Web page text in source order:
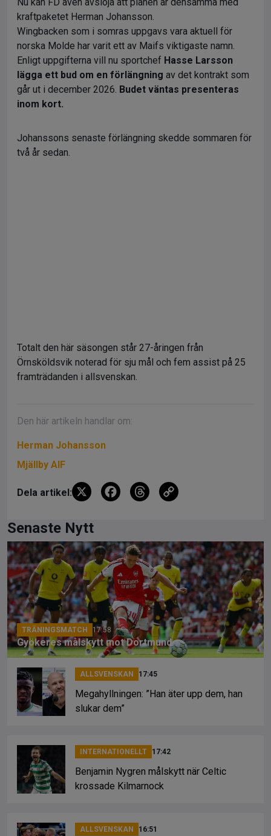
Nu kan FD även avslöja att planen är densamma med
kraftpaketet Herman Johansson.
Wingbacken som i somras uppgavs vara aktuell för
norska Molde har varit ett av Maifs viktigaste namn.
Enligt uppgifterna vill nu sportchef Hasse Larsson
lägga ett bud om en förlängning av det kontrakt som
går ut i december 2026. Budet väntas presenteras
inom kort.
Johanssons senaste förlängning skedde sommaren för
två år sedan.
Totalt den här säsongen står 27-åringen från
Örnsköldsvik noterad för sju mål och fem assist på 25
framträdanden i allsvenskan.
Den här artikeln handlar om:
Herman Johansson
Mjällby AIF
Dela artikel: X
F
b
o
o
k
T
a
d
s
Li
n
k
Senaste Nytt
TRÄNINGSMATCH 17:58
Gyökeres målskytt mot Dortmund
ALLSVENSKAN 17:45
Megahyllningen: ”Han äter upp dem, han
slukar dem”
INTERNATIONELLT 17:42
Benjamin Nygren målskytt när Celtic
krossade Kilmarnock
ALLSVENSKAN 16:51